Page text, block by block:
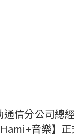
信分公司總
音樂】正